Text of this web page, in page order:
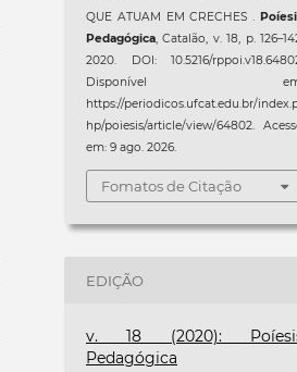
QUE ATUAM EM CRECHES .
Pedagógica, Catalão, v. 18, p.
2020. DOI: 10.5216/
Disponível
https://periodicos.ufcat.edu.br/
hp/poiesis/article/view/64802.
em: 9 ago. 2026.
Fomatos de Citação
EDIÇÃO
v. 18 (2020):
Pedagógica